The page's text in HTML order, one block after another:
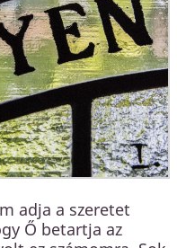
adja a szeretet
Ő betartja az